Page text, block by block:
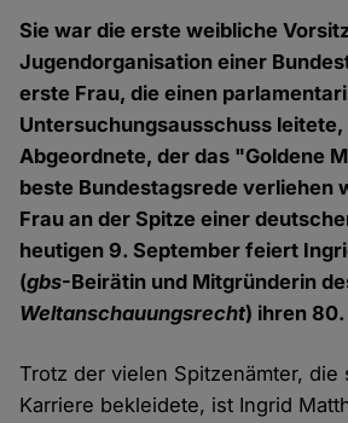
Sie war die erste weibliche
Jugendorganisation einer
erste Frau, die einen
Untersuchungsausschuss leitete,
Abgeordnete, der das "Goldene
beste Bundestagsrede verliehen
Frau an der Spitze einer
heutigen 9. September feiert
(gbs-Beirätin und Mitgründerin
Weltanschauungsrecht) ihren
Trotz der vielen Spitzenämter, die
Karriere bekleidete, ist Ingrid